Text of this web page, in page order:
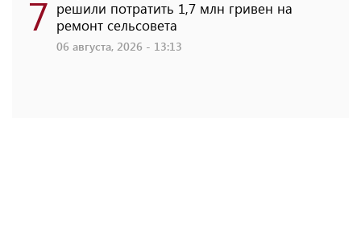
7 решили потратить 1,7 млн ​​гривен на
ремонт сельсовета
06 августа, 2026 - 13:13